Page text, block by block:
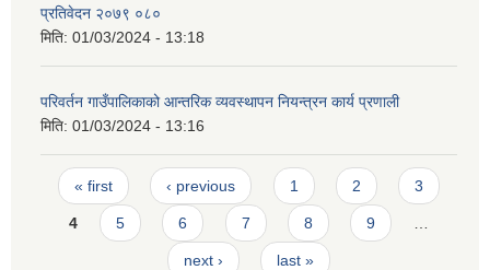
प्रतिवेदन २०७९ ०८०
मिति: 01/03/2024 - 13:18
परिवर्तन गाउँपालिकाको आन्तरिक व्यवस्थापन नियन्त्रन कार्य प्रणाली
मिति: 01/03/2024 - 13:16
Pages
« first ‹ previous 1 2 3
4 5 6 7 8 9
next › last »